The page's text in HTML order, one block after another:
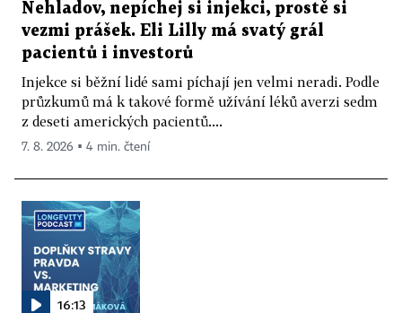
Nehladov, nepíchej si injekci, prostě si
vezmi prášek. Eli Lilly má svatý grál
pacientů i investorů
Injekce si běžní lidé sami píchají jen velmi neradi. Podle
průzkumů má k takové formě užívání léků averzi sedm
z deseti amerických pacientů....
7. 8. 2026 ▪ 4 min. čtení
16:13